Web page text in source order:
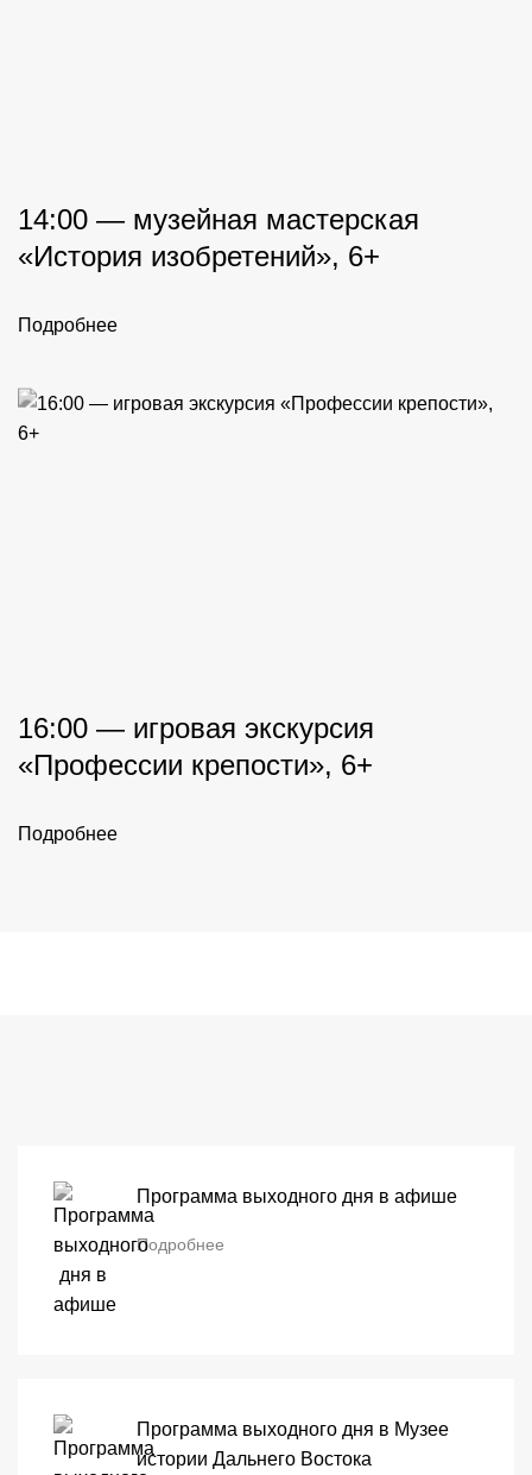
14:00 — музейная мастерская
«История изобретений», 6+
Подробнее
16:00 — игровая экскурсия
«Профессии крепости», 6+
Подробнее
Программа выходного дня в афише
Подробнее
Программа выходного дня в Музее
истории Дальнего Востока